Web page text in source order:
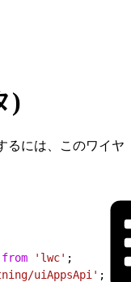
)
るには、このワイヤ
from 'lwc' ;
uiAppsApi' ;